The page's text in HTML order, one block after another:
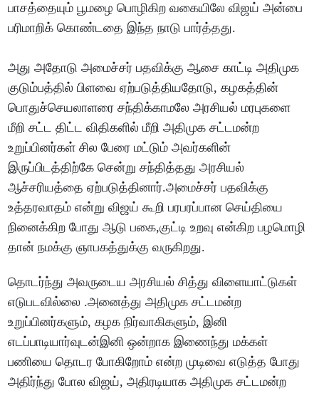
பாசத்தையும் பூமழை பொழிகிற வகையிலே விஜய் அன்பை
பரிமாறிக் கொண்டதை இந்த நாடு பார்த்தது.
அது அதோடு அமைச்சர் பதவிக்கு ஆசை காட்டி அதிமுக
குடும்பத்தில் பிளவை ஏற்படுத்தியதோடு, கழகத்தின்
பொதுச்செயலாளரை சந்திக்காமலே அரசியல் மரபுகளை
மீறி சட்ட திட்ட விதிகளில் மீறி அதிமுக சட்டமன்ற
உறுப்பினர்கள் சில பேரை மட்டும் அவர்களின்
இருப்பிடத்திற்கே சென்று சந்தித்தது அரசியல்
ஆச்சரியத்தை ஏற்படுத்தினார்.அமைச்சர் பதவிக்கு
உத்தரவாதம் என்று விஜய் கூறி பரபரப்பான செய்தியை
நினைக்கிற போது ஆடு பகை,குட்டி உறவு என்கிற பழமொழி
தான் நமக்கு ஞாபகத்துக்கு வருகிறது.
தொடர்ந்து அவருடைய அரசியல் சித்து விளையாட்டுகள்
எடுபடவில்லை .அனைத்து அதிமுக சட்டமன்ற
உறுப்பினர்களும், கழக நிர்வாகிகளும், இனி
எடப்பாடியார்வுடன்இனி ஒன்றாக இணைந்து மக்கள்
பணியை தொடர போகிறோம் என்ற முடிவை எடுத்த போது
அதிர்ந்து போல விஜய், அதிரடியாக அதிமுக சட்டமன்ற